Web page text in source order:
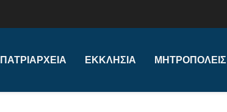
ΠΑΤΡΙΑΡΧΕΊΑ ΕΚΚΛΗΣΊΑ ΜΗΤΡΟΠΌΛΕΙΣ